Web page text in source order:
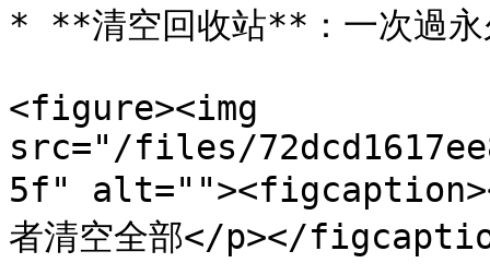
* **清空回收站**：一次過永
<figure><img
src="/files/
5f"
者清空全部</p></